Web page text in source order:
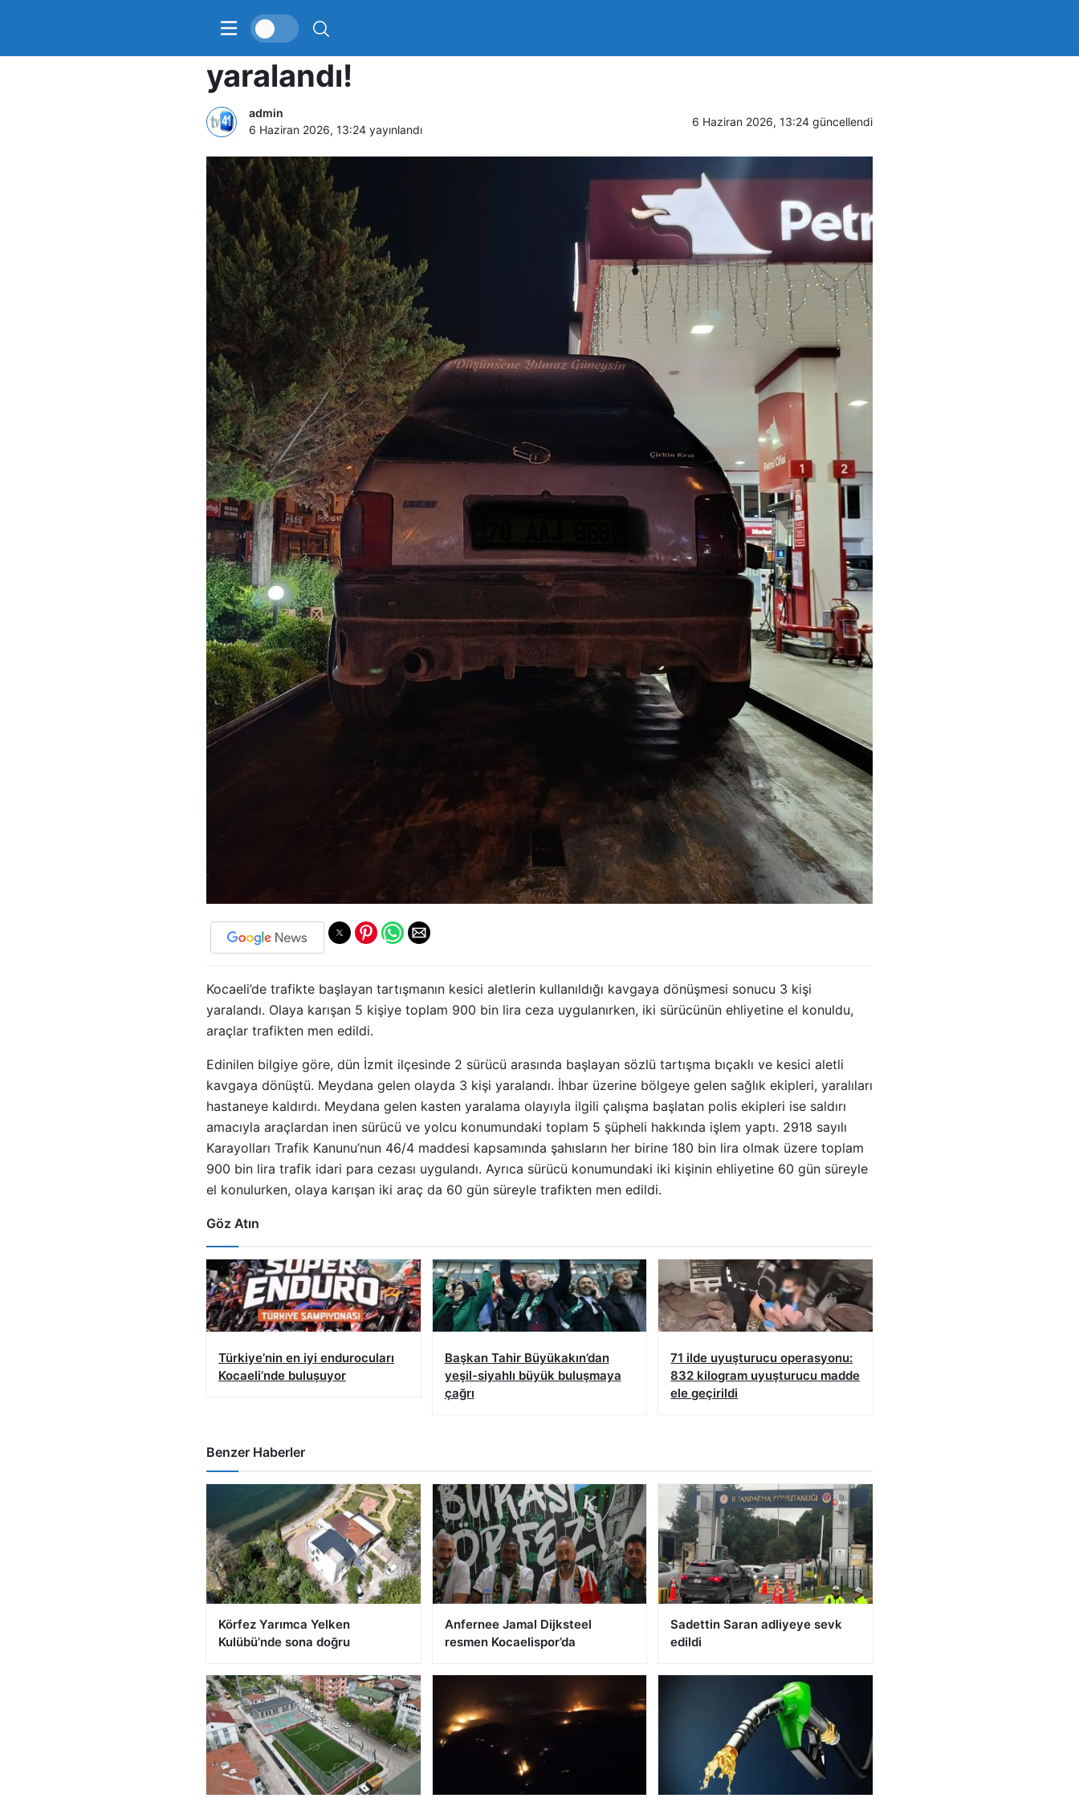
Kocaeli’de trafikteki bıçaklı kavgada 3 kişi
yaralandı!
admin
6 Haziran 2026, 13:24 yayınlandı
6 Haziran 2026, 13:24 güncellendi
Kocaeli’de trafikte başlayan tartışmanın kesici aletlerin kullanıldığı kavgaya dönüşmesi sonucu 3 kişi
yaralandı. Olaya karışan 5 kişiye toplam 900 bin lira ceza uygulanırken, iki sürücünün ehliyetine el konuldu,
araçlar trafikten men edildi.
Edinilen bilgiye göre, dün İzmit ilçesinde 2 sürücü arasında başlayan sözlü tartışma bıçaklı ve kesici aletli
kavgaya dönüştü. Meydana gelen olayda 3 kişi yaralandı. İhbar üzerine bölgeye gelen sağlık ekipleri, yaralıları
hastaneye kaldırdı. Meydana gelen kasten yaralama olayıyla ilgili çalışma başlatan polis ekipleri ise saldırı
amacıyla araçlardan inen sürücü ve yolcu konumundaki toplam 5 şüpheli hakkında işlem yaptı. 2918 sayılı
Karayolları Trafik Kanunu’nun 46/4 maddesi kapsamında şahısların her birine 180 bin lira olmak üzere toplam
900 bin lira trafik idari para cezası uygulandı. Ayrıca sürücü konumundaki iki kişinin ehliyetine 60 gün süreyle
el konulurken, olaya karışan iki araç da 60 gün süreyle trafikten men edildi.
Göz Atın
Türkiye’nin en iyi endurocuları
Kocaeli’nde buluşuyor
Başkan Tahir Büyükakın’dan
yeşil-siyahlı büyük buluşmaya
çağrı
71 ilde uyuşturucu operasyonu:
832 kilogram uyuşturucu madde
ele geçirildi
Benzer Haberler
Körfez Yarımca Yelken
Kulübü’nde sona doğru
Anfernee Jamal Dijksteel
resmen Kocaelispor’da
Sadettin Saran adliyeye sevk
edildi